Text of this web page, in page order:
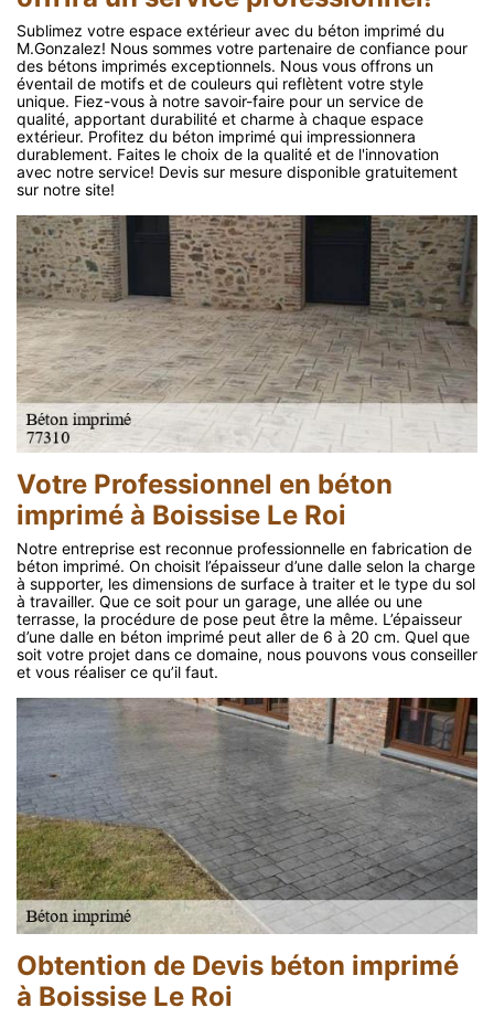
Sublimez votre espace extérieur avec du béton imprimé du
M.Gonzalez! Nous sommes votre partenaire de confiance pour
des bétons imprimés exceptionnels. Nous vous offrons un
éventail de motifs et de couleurs qui reflètent votre style
unique. Fiez-vous à notre savoir-faire pour un service de
qualité, apportant durabilité et charme à chaque espace
extérieur. Profitez du béton imprimé qui impressionnera
durablement. Faites le choix de la qualité et de l'innovation
avec notre service! Devis sur mesure disponible gratuitement
sur notre site!
Votre Professionnel en béton
imprimé à Boissise Le Roi
Notre entreprise est reconnue professionnelle en fabrication de
béton imprimé. On choisit l’épaisseur d’une dalle selon la charge
à supporter, les dimensions de surface à traiter et le type du sol
à travailler. Que ce soit pour un garage, une allée ou une
terrasse, la procédure de pose peut être la même. L’épaisseur
d’une dalle en béton imprimé peut aller de 6 à 20 cm. Quel que
soit votre projet dans ce domaine, nous pouvons vous conseiller
et vous réaliser ce qu’il faut.
Obtention de Devis béton imprimé
à Boissise Le Roi